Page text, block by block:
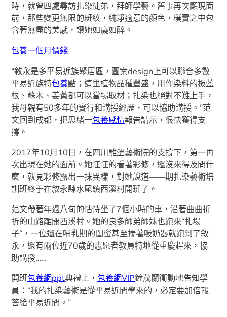
時，就曾四處尋訪扎染徒弟，拜師學藝。舊事再次顯現面
前，那些變更無限的斑紋，純凈適意的顏色，樸實之中包
含著無盡的美感，讓她如癡如醉。
包養一個月價錢
“敘永是多平易近族聚居區，圖案design上可以聯合多數
平易近族特包養點；這里植物品種豐盛，用作染料的板藍
根、蘇木、姜黃都可以當場取材；扎染也絕對不難上手，
我母親有50多年的實行和講授經歷，可以協助講授。”范
文回到成都，把思緒一包養感情報告請示，很快獲得支
撐。
2017年10月10日，在四川雕塑藝術院的支撐下，第一再
次出現在她的面前。她怔怔的看著彩修，還沒來得及問什
麼，就見彩修露出一抹異樣，對她說道——期扎染藝術培
訓班終于在敘永縣水尾鎮西溪村開班了。
范文帶著年過八旬的怙恃坐了7個小時的車，沿著曲曲折
折的山路離開西溪村。她的良多師弟師妹也跑來“扎場
子”，一位還在哺乳期的閨蜜甚至揣著吸奶器就跑到了敘
永，還有兩位近70歲的志愿者教員特地從重慶趕來，協
助講授……
開班包養網ppt典禮上，包養網VIP鐘茂蘭衝動地告知學
員：“我的扎染藝術是從平易近間學來的，必定要加倍報
答給平易近間。”